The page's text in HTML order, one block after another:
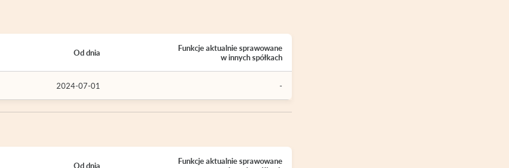
Od dnia
Funkcje aktualnie sprawowane
w innych spółkach
2024-07-01 -
Od dnia
Funkcje aktualnie sprawowane